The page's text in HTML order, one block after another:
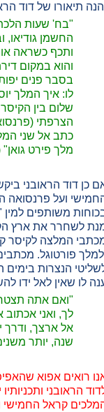
תיאורו של דוד
"בח' שעות
החשמן גודיאו,
ותכף כשראה
והוא במקום
בסבר פנים
לו: איך המלך
שלום בין
הצרפתי
כתב אל שני
מלך פירט
כן דוד הראובני
ועל פרנסואה
משותפים
לשחרר את ארץ
המלצה לקיסר
פורטוגל.
הנצרות בימים
לו שאין לאל ידו
"ואם אתה
לך, ואני אכתוב
אל ארצך, ודרך
שנה, יותר
רואים אפוא
הראובני
קראל החמישי